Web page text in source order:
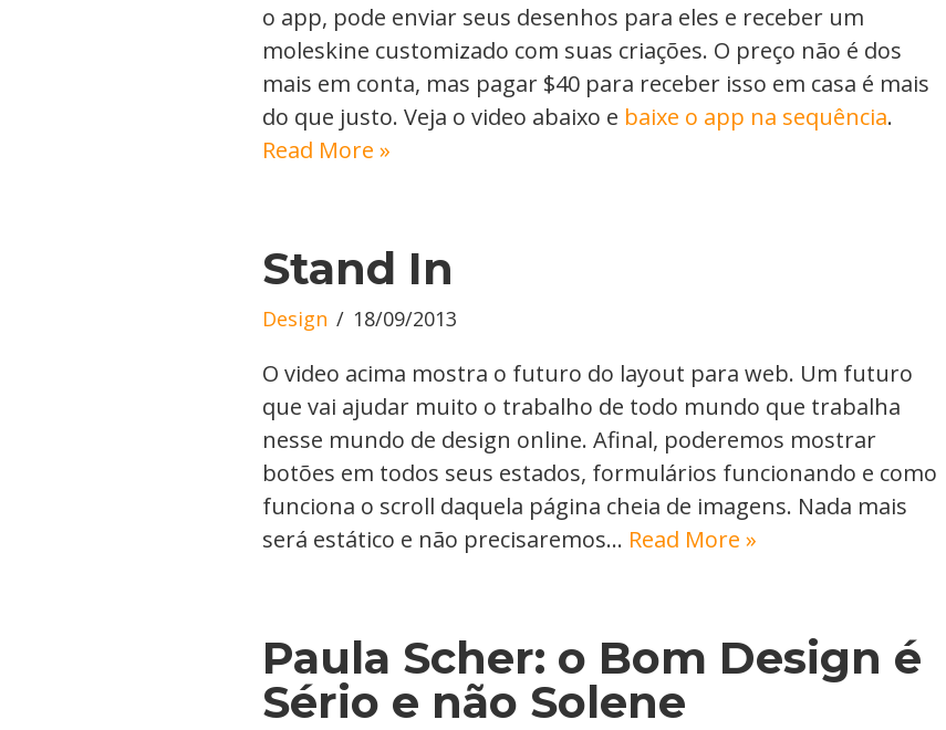
o app, pode enviar seus desenhos para eles e receber um
moleskine customizado com suas criações. O preço não é dos
mais em conta, mas pagar $40 para receber isso em casa é mais
do que justo. Veja o video abaixo e baixe o app na sequência.
Read More »
Stand In
Design 18/09/2013
O video acima mostra o futuro do layout para web. Um futuro
que vai ajudar muito o trabalho de todo mundo que trabalha
nesse mundo de design online. Afinal, poderemos mostrar
botões em todos seus estados, formulários funcionando e como
funciona o scroll daquela página cheia de imagens. Nada mais
será estático e não precisaremos… Read More »
Paula Scher: o Bom Design é
Sério e não Solene